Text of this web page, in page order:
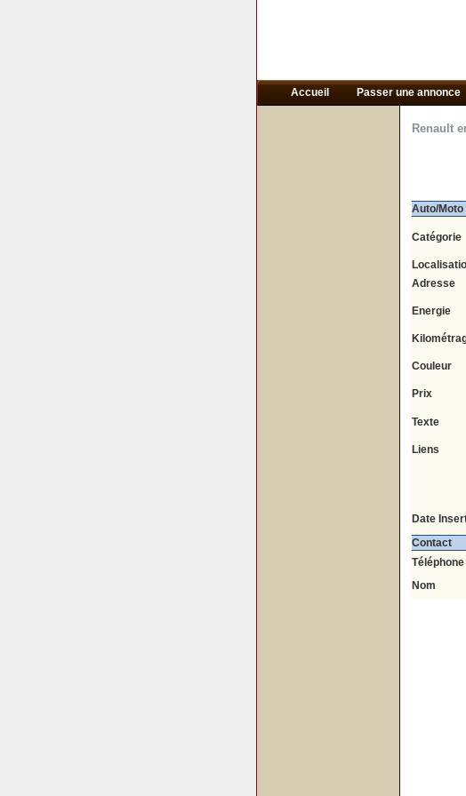
Accueil Passer une annonce
Renault
Auto/
Catégorie
Adresse
Energie
Couleur
Prix
Texte
Liens
Date
Contact
Téléphone
Nom